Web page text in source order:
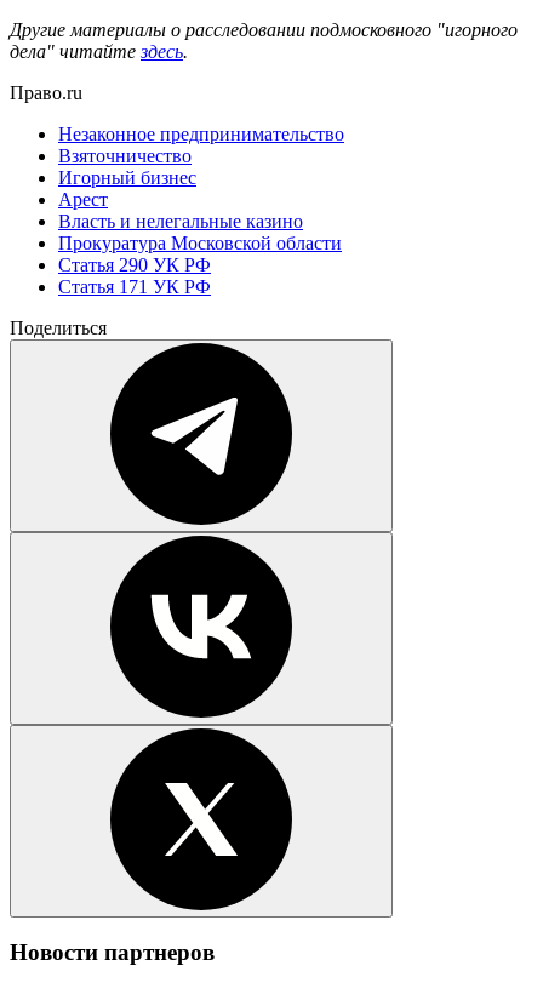
Другие материалы о расследовании подмосковного "игорного
дела" читайтездесь.
Право.ru
Незаконное предпринимательство
Взяточничество
Игорный бизнес
Арест
Власть и нелегальные казино
Прокуратура Московской области
Статья 290 УК РФ
Статья 171 УК РФ
Поделиться
Новости партнеров